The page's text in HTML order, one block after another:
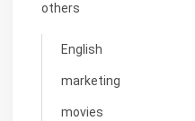
others
English
marketing
movies